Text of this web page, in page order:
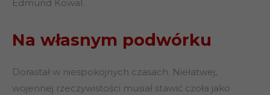
Edmund Kowal.
Na własnym podwórku
Dorastał w niespokojnych czasach. Niełatwej,
wojennej rzeczywistości musiał stawić czoła jako